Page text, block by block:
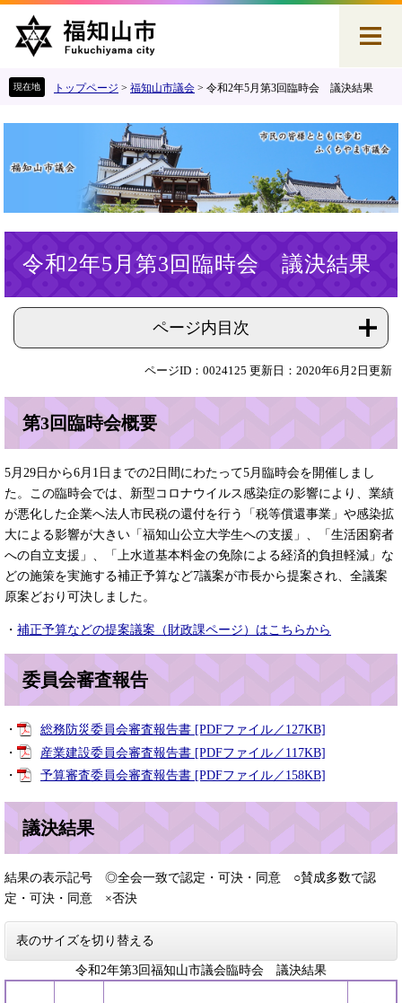
で
。
ば
て
へ
トップページ > 福知山市議会 > 令和2年5月第3回臨時会 議決結果
令和2年5月第3回臨時会 議決結果
ページ内目次
ページID：0024125 更新日：2020年6月2日更新
第3回臨時会概要
5月29日から6月1日までの2日間にわたって5月臨時会を開催しまし
た。この臨時会では、新型コロナウイルス感染症の影響により、業績
が悪化した企業へ法人市民税の還付を行う「税等償還事業」や感染拡
大による影響が大きい「福知山公立大学生への支援」、「生活困窮者
への自立支援」、「上水道基本料金の免除による経済的負担軽減」な
どの施策を実施する補正予算など7議案が市長から提案され、全議案
原案どおり可決しました。
・ 補正予算などの提案議案（財政課ページ）はこちらから
委員会審査報告
・
総務防災委員会審査報告書 [PDFファイル／127KB]
・
産業建設委員会審査報告書 [PDFファイル／117KB]
・
予算審査委員会審査報告書 [PDFファイル／158KB]
議決結果
結果の表示記号 ◎全会一致で認定・可決・同意 ○賛成多数で認
定・可決・同意 ×否決
表のサイズを切り替える
令和2年第3回福知山市議会臨時会 議決結果